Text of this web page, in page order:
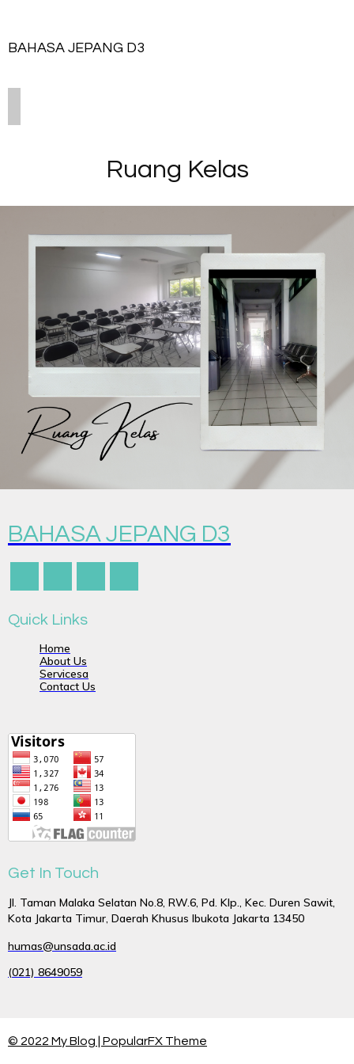
BAHASA JEPANG D3
Ruang Kelas
BAHASA JEPANG D3
Quick Links
Home
About Us
Servicesa
Contact Us
Get In Touch
Jl. Taman Malaka Selatan No.8, RW.6, Pd. Klp., Kec. Duren Sawit,
Kota Jakarta Timur, Daerah Khusus Ibukota Jakarta 13450
humas@unsada.ac.id
(021) 8649059
© 2022 My Blog | PopularFX Theme